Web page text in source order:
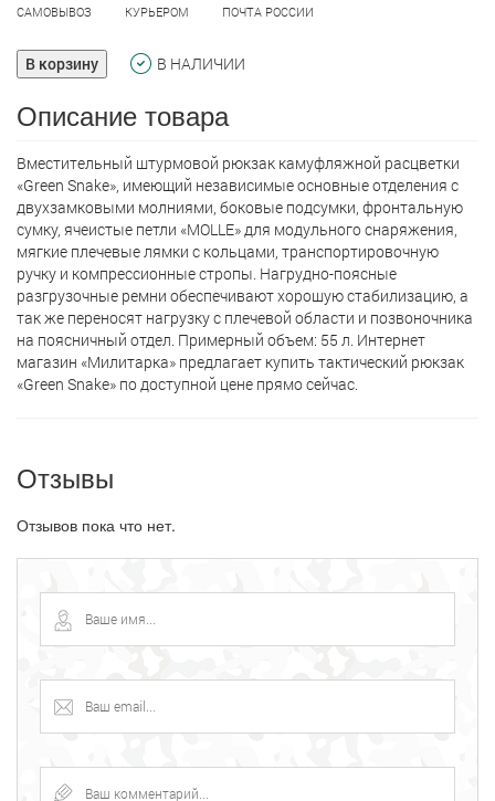
САМОВЫВОЗ КУРЬЕРОМ ПОЧТА РОССИИ
В корзину В НАЛИЧИИ
Описание товара
Вместительный штурмовой рюкзак камуфляжной расцветки
«Green Snake», имеющий независимые основные отделения с
двухзамковыми молниями, боковые подсумки, фронтальную
сумку, ячеистые петли «MOLLE» для модульного снаряжения,
мягкие плечевые лямки с кольцами, транспортировочную
ручку и компрессионные стропы. Нагрудно-поясные
разгрузочные ремни обеспечивают хорошую стабилизацию, а
так же переносят нагрузку с плечевой области и позвоночника
на поясничный отдел. Примерный объем: 55 л. Интернет
магазин «Милитарка» предлагает кyпить тактический рюкзак
«Green Snake» по доступной цене прямо сейчас.
Отзывы
Отзывов пока что нет.